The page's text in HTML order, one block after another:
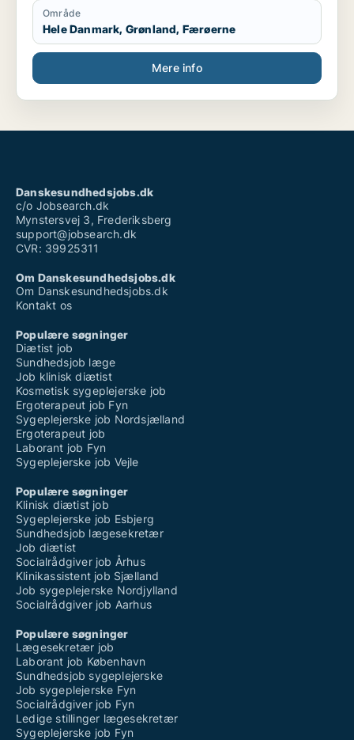
Jeg sluttede i december 2019
Område
Hele Danmark, Grønland, Færøerne
Mere info
Danskesundhedsjobs.dk
c/o Jobsearch.dk
Mynstersvej 3, Frederiksberg
support@jobsearch.dk
CVR: 39925311
Om Danskesundhedsjobs.dk
Om Danskesundhedsjobs.dk
Kontakt os
Populære søgninger
Diætist job
Sundhedsjob læge
Job klinisk diætist
Kosmetisk sygeplejerske job
Ergoterapeut job Fyn
Sygeplejerske job Nordsjælland
Ergoterapeut job
Laborant job Fyn
Sygeplejerske job Vejle
Populære søgninger
Klinisk diætist job
Sygeplejerske job Esbjerg
Sundhedsjob lægesekretær
Job diætist
Socialrådgiver job Århus
Klinikassistent job Sjælland
Job sygeplejerske Nordjylland
Socialrådgiver job Aarhus
Populære søgninger
Lægesekretær job
Laborant job København
Sundhedsjob sygeplejerske
Job sygeplejerske Fyn
Socialrådgiver job Fyn
Ledige stillinger lægesekretær
Sygeplejerske job Fyn